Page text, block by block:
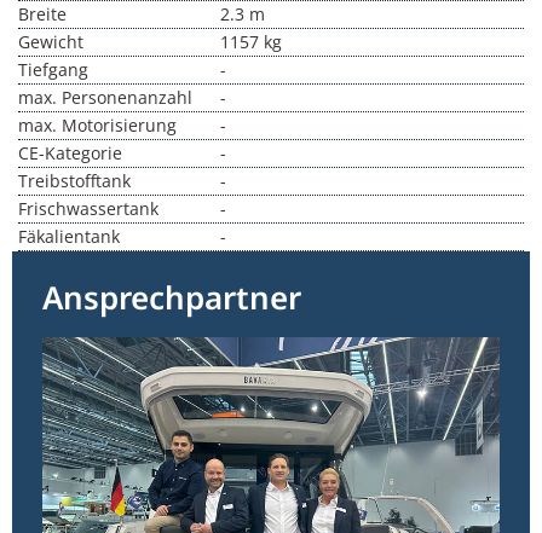
Breite
2.3 m
Gewicht
1157 kg
Tiefgang
-
max. Personenanzahl
-
max. Motorisierung
-
CE-Kategorie
-
Treibstofftank
-
Frischwassertank
-
Fäkalientank
-
Ansprechpartner